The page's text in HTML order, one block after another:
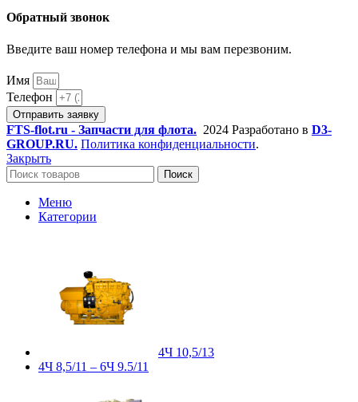
Обратный звонок
Введите ваш номер телефона и мы вам перезвоним.
Имя
Телефон
Отправить заявку
FTS-flot.ru - Запчасти для флота. 2024 Разработано в D3-
GROUP.RU. Политика конфиденциальности.
Закрыть
Поиск
Меню
Категории
4Ч 10,5/13
4Ч 8,5/11 – 6Ч 9.5/11